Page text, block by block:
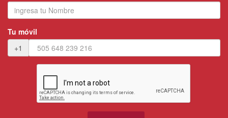
Tu móvil
+1